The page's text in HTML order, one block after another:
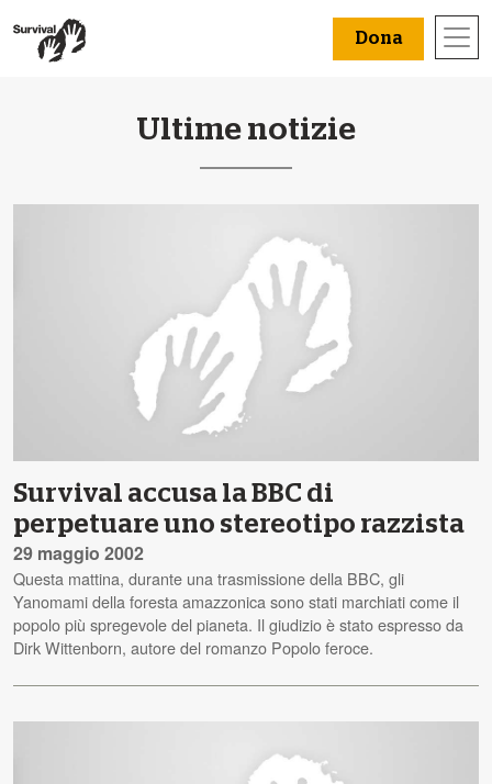
Dona
Ultime notizie
Survival accusa la BBC di
perpetuare uno stereotipo razzista
29 maggio 2002
Questa mattina, durante una trasmissione della BBC, gli
Yanomami della foresta amazzonica sono stati marchiati come il
popolo più spregevole del pianeta. Il giudizio è stato espresso da
Dirk Wittenborn, autore del romanzo Popolo feroce.